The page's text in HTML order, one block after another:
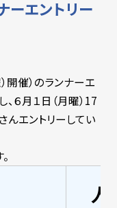
ーエントリー
開催）のランナーエ
６月１日（月曜）17
んエントリーしてい
人